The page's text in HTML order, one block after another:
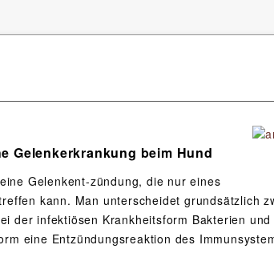
Gelenkerkrankung beim Hund
Gelenkent-zündung, die nur eines
kann. Man unterscheidet grundsätzlich
der infektiösen Krankheitsform Bakterien
eine Entzündungsreaktion des